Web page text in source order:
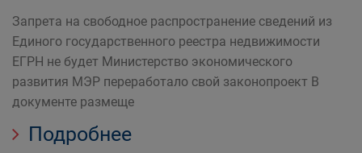
Запрета на свободное распространение сведений из
Единого государственного реестра недвижимости
EГРН не будет Министерство экономического
развития МЭР переработало свой законопроект В
документе размеще
Подробнее